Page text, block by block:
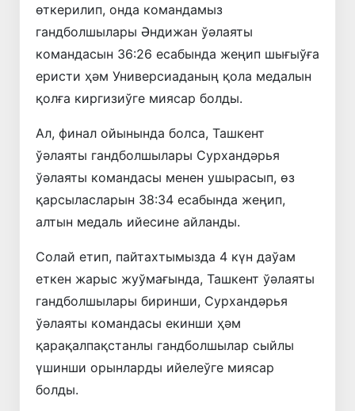
өткерилип, онда командамыз
гандболшылары Әндижан ўәлаяты
командасын 36:26 есабында жеңип шығыўға
еристи ҳәм Универсиаданың қола медалын
қолға киргизиўге миясар болды.
Ал, финал ойынында болса, Ташкент
ўәлаяты гандболшылары Сурхандәрья
ўәлаяты командасы менен ушырасып, өз
қарсыласларын 38:34 есабында жеңип,
алтын медаль ийесине айланды.
Солай етип, пайтахтымызда 4 күн даўам
еткен жарыс жуўмағында, Ташкент ўәлаяты
гандболшылары биринши, Сурхандәрья
ўәлаяты командасы екинши ҳәм
қарақалпақстанлы гандболшылар сыйлы
үшинши орынларды ийелеўге миясар
болды.